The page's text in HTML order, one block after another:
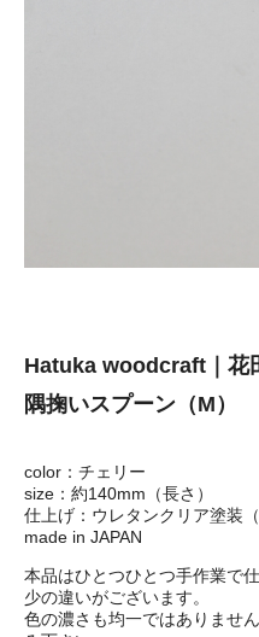
Hatuka woodcraft｜花
隅掬いスプーン（M）
color：チェリー
size：約140mm（長さ）
仕上げ：ウレタンクリア塗装
made in JAPAN
本品はひとつひとつ手作業で
少の違いがございます。
色の濃さも均一ではありませ